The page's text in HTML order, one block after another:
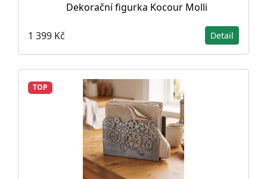
Dekorační figurka Kocour Molli
1 399 Kč Detail
TOP